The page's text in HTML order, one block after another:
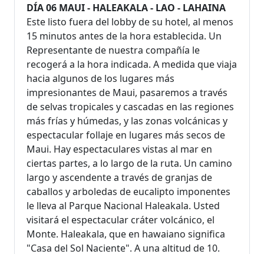
DÍA 06 MAUI - HALEAKALA - LAO - LAHAINA
Este listo fuera del lobby de su hotel, al menos
15 minutos antes de la hora establecida. Un
Representante de nuestra compañía le
recogerá a la hora indicada. A medida que viaja
hacia algunos de los lugares más
impresionantes de Maui, pasaremos a través
de selvas tropicales y cascadas en las regiones
más frías y húmedas, y las zonas volcánicas y
espectacular follaje en lugares más secos de
Maui. Hay espectaculares vistas al mar en
ciertas partes, a lo largo de la ruta. Un camino
largo y ascendente a través de granjas de
caballos y arboledas de eucalipto imponentes
le lleva al Parque Nacional Haleakala. Usted
visitará el espectacular cráter volcánico, el
Monte. Haleakala, que en hawaiano significa
"Casa del Sol Naciente". A una altitud de 10.